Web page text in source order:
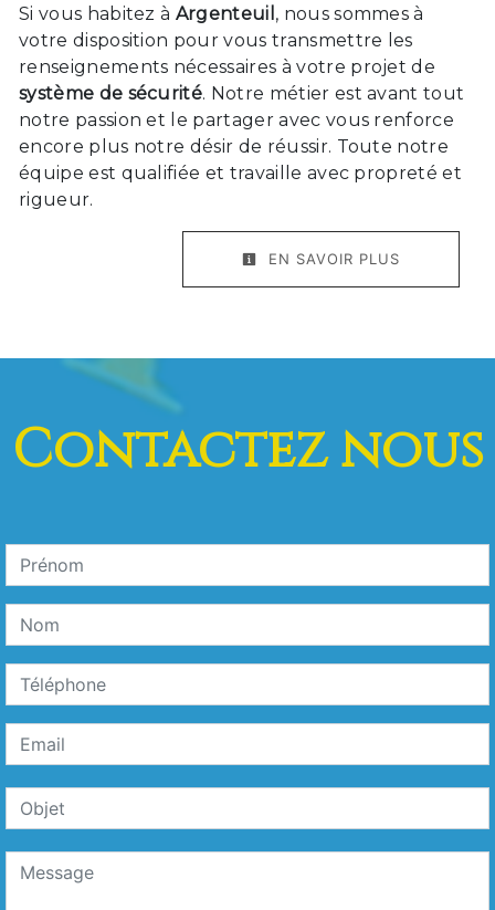
Si vous habitez à Argenteuil , nous sommes à
votre disposition pour vous transmettre les
renseignements nécessaires à votre projet de
système de sécurité. Notre métier est avant tout
notre passion et le partager avec vous renforce
encore plus notre désir de réussir. Toute notre
équipe est qualifiée et travaille avec propreté et
rigueur.
EN SAVOIR PLUS
Contactez nous